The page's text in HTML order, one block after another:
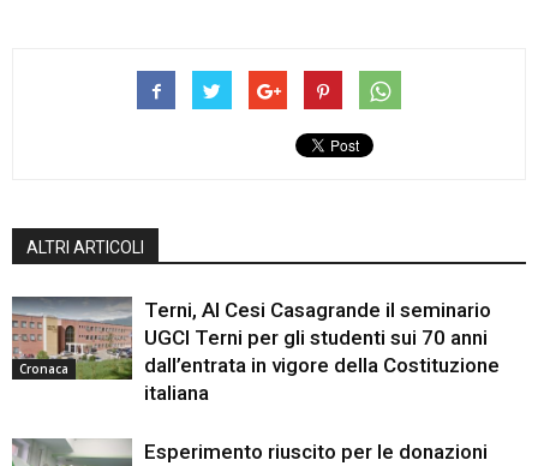
ALTRI ARTICOLI
Cronaca
Terni, Al Cesi Casagrande il seminario
UGCI Terni per gli studenti sui 70 anni
dall’entrata in vigore della Costituzione
italiana
Esperimento riuscito per le donazioni